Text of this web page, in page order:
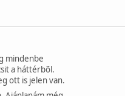
mindenbe
a háttérbõl.
ott is jelen van.